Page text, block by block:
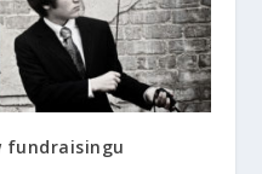
fundraisingu